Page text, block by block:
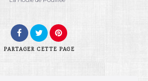
PARTAGER CETTE PAGE